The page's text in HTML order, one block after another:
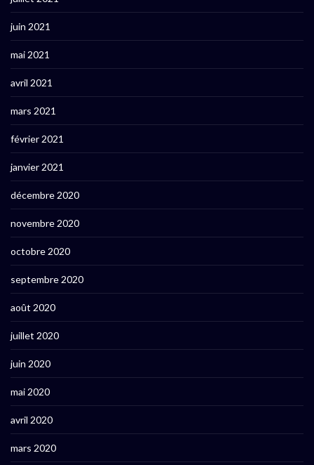
juin 2021
mai 2021
avril 2021
mars 2021
février 2021
janvier 2021
décembre 2020
novembre 2020
octobre 2020
septembre 2020
août 2020
juillet 2020
juin 2020
mai 2020
avril 2020
mars 2020